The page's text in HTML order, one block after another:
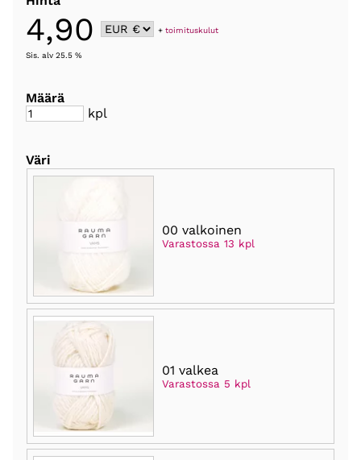
4,90 +toimituskulut
Sis. alv 25.5 %
Määrä
kpl
Väri
00 valkoinen
Varastossa 13 kpl
01 valkea
Varastossa 5 kpl